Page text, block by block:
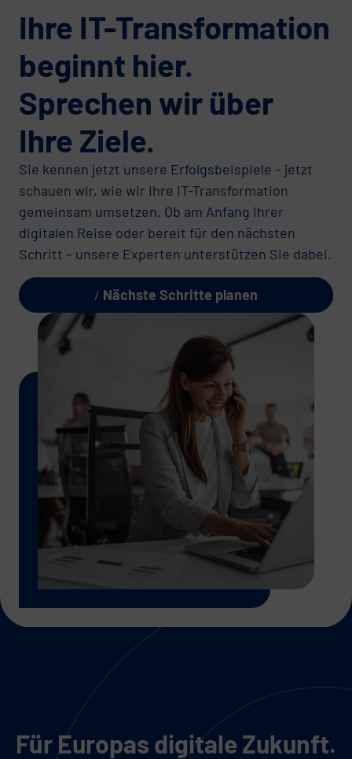
Ihre IT-Transformation
beginnt hier.
Sprechen wir über
Ihre Ziele.
Sie kennen jetzt unsere Erfolgsbeispiele – jetzt
schauen wir, wie wir Ihre IT-Transformation
gemeinsam umsetzen. Ob am Anfang Ihrer
digitalen Reise oder bereit für den nächsten
Schritt – unsere Experten unterstützen Sie dabei.
Nächste Schritte planen
Für Europas digitale Zukunft.